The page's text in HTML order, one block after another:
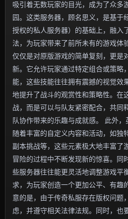
吸引着无数玩家的目光，成为了众多
园。这类服务器，顾名思义，是基于
授权的私人服务器）的基础上，融入
法，为玩家带来了前所未有的游戏体
仅仅是对原版游戏的简单复刻，更是
新。它允许玩家通过特定组合或策略
能，这些技能往往拥有震撼的视觉效
地提升了战斗的观赏性和策略性。在
战，而是可以与队友紧密配合，共同
队协作带来的乐趣与成就感。 此外
随着丰富的自定义内容和活动，如独
副本挑战等，这些元素极大地丰富了
冒险的过程中不断发现新的惊喜。同
些服务器往往能更灵活地调整游戏平
求，为玩家创造一个更加公平、有趣
意的是，由于传奇私服存在版权问题
虑，并遵守相关法律法规。同时，也